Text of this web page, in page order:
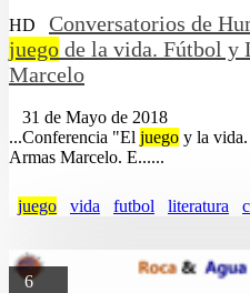
HD
Conversatorios de
juego de la vida. Fútbol y
Marcelo
31 de Mayo de 2018
...Conferencia "El juego y la
Armas Marcelo. E......
juego vida futbol literatura
6